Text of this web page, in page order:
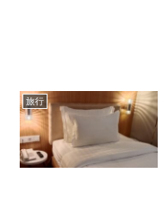
旅行